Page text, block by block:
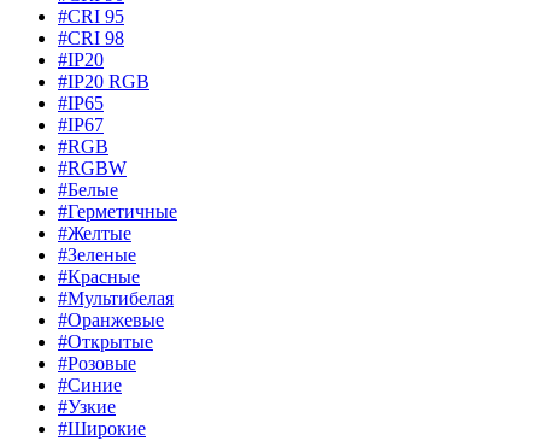
#CRI 95
#CRI 98
#IP20
#IP20 RGB
#IP65
#IP67
#RGB
#RGBW
#Белые
#Герметичные
#Желтые
#Зеленые
#Красные
#Мультибелая
#Оранжевые
#Открытые
#Розовые
#Синие
#Узкие
#Широкие